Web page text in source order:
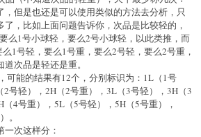
但是也还是可以使用类似的方法去分析，只
，比如上面问题告诉你，次品是比较轻的，
么1号小球轻，要么2号小球轻，以此类推，而
1号轻，要么1号重，要么2号轻，要么2号重，
次品是轻还是重。
可能的结果有12个，分别标识为：1L（1号
号轻），2H（2号重），3L（3号轻），3H（3
4号重），5L（5号轻），5H（5号重），
。
次这样分：